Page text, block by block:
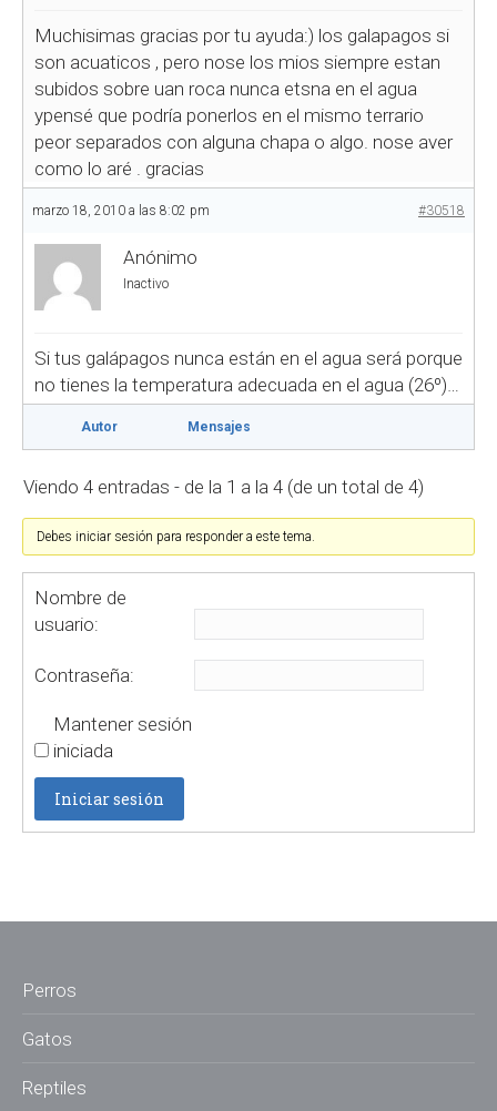
Muchisimas gracias por tu ayuda:) los galapagos si
son acuaticos , pero nose los mios siempre estan
subidos sobre uan roca nunca etsna en el agua
ypensé que podría ponerlos en el mismo terrario
peor separados con alguna chapa o algo. nose aver
como lo aré . gracias
marzo 18, 2010 a las 8:02 pm #30518
Anónimo
Inactivo
Si tus galápagos nunca están en el agua será porque
no tienes la temperatura adecuada en el agua (26º)…
Autor Mensajes
Viendo 4 entradas - de la 1 a la 4 (de un total de 4)
Debes iniciar sesión para responder a este tema.
Nombre de
usuario:
Contraseña:
Mantener sesión
iniciada
Iniciar sesión
Perros
Gatos
Reptiles